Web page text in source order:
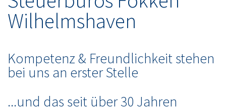
Wilhelmshaven
Kompetenz & Freundlichkeit stehen
bei uns an erster Stelle
...und das seit über 30 Jahren